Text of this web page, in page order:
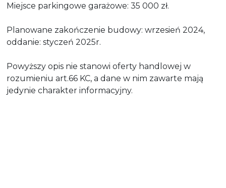
Miejsce parkingowe garażowe: 35 000 zł.
Planowane zakończenie budowy: wrzesień 2024,
oddanie: styczeń 2025r.
Powyższy opis nie stanowi oferty handlowej w
rozumieniu art.66 KC, a dane w nim zawarte mają
jedynie charakter informacyjny.